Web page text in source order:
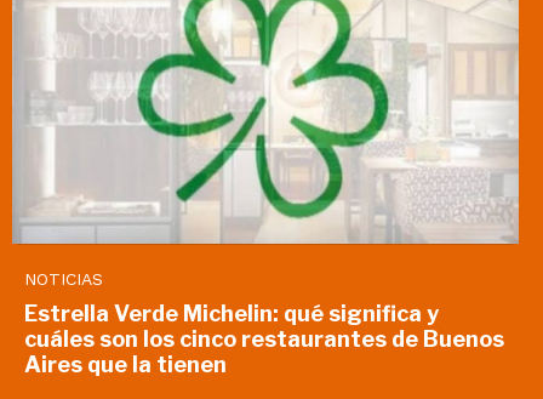
NOTICIAS
Estrella Verde Michelin: qué significa y
cuáles son los cinco restaurantes de Buenos
Aires que la tienen